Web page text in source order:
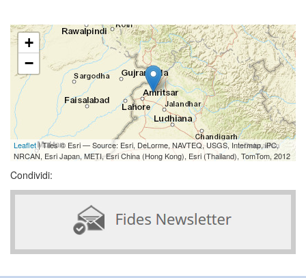
+
−
Leaflet| Tiles © Esri — Source: Esri, DeLorme, NAVTEQ, USGS, Intermap, iPC,
NRCAN, Esri Japan, METI, Esri China (Hong Kong), Esri (Thailand), TomTom, 2012
Condividi: